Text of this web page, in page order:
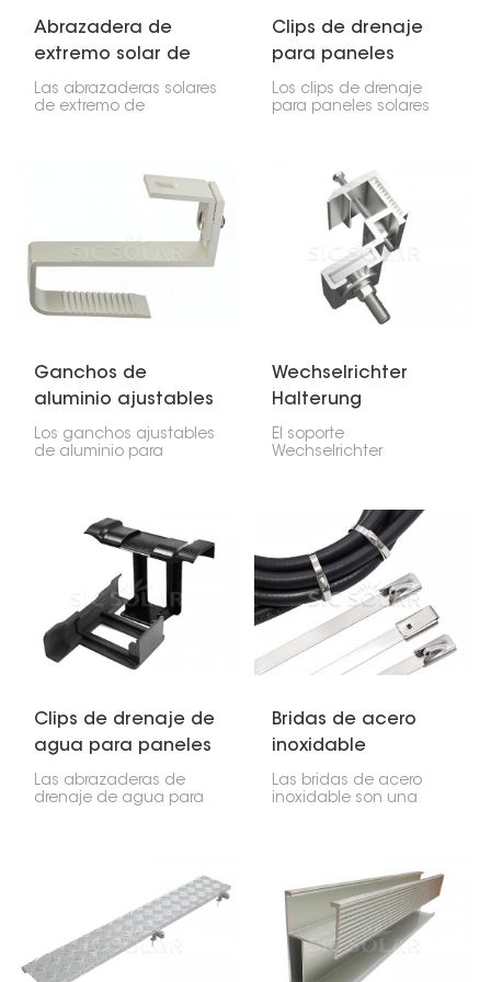
Abrazadera de
extremo solar de
instalación rápida
Las abrazaderas solares
de extremo de
solares. Sujetan los
paneles exteriores a los
abrazaderas centrales,
mantienen todo en su
lugar.
Clips de drenaje
para paneles
solares
Los clips de drenaje
para paneles solares
suciedad y otros
residuos que se
acumulan en los bordes
de los paneles. Facilitan
el drenaje del agua y
contribuyen a que los
paneles funcionen de
forma óptima a lo largo
Ganchos de
aluminio ajustables
para techos solares
Los ganchos ajustables
de aluminio para
flexible de paneles
solares en techos de
tejas. Gracias a su
altura y posición
ajustables, permiten
lograr una estructura de
montaje estable y se
adaptan a diferentes
condiciones del techo.
Wechselrichter
Halterung
El soporte
Wechselrichter
inversores solares en
paredes o estructuras.
Proporciona una
solución estable,
compacta y duradera
para sistemas
fotovoltaicos tanto
residenciales como
comerciales.
Clips de drenaje de
agua para paneles
solares
Las abrazaderas de
drenaje de agua para
la parte inferior. Estas
abrazaderas permiten el
drenaje del agua,
evitando la
acumulación de
humedad, lo que
Bridas de acero
inoxidable
Las bridas de acero
inoxidable son una
lugares difíciles. Son
ideales para
instalaciones de
energía solar, proyectos
al aire libre y áreas
industriales difíciles, ya
que son